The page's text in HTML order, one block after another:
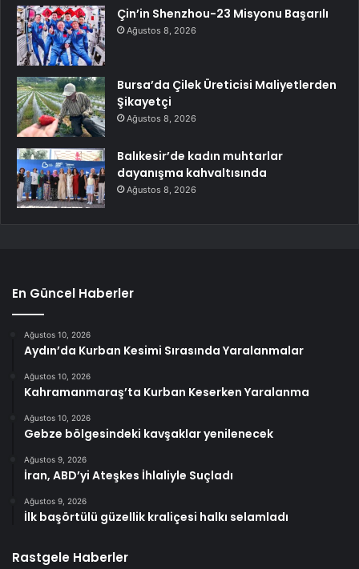
Çin’in Shenzhou-23 Misyonu Başarılı
Ağustos 8, 2026
Bursa’da Çilek Üreticisi Maliyetlerden
Şikayetçi
Ağustos 8, 2026
Balıkesir’de kadın muhtarlar
dayanışma kahvaltısında
Ağustos 8, 2026
En Güncel Haberler
Ağustos 10, 2026
Aydın’da Kurban Kesimi Sırasında Yaralanmalar
Ağustos 10, 2026
Kahramanmaraş’ta Kurban Keserken Yaralanma
Ağustos 10, 2026
Gebze bölgesindeki kavşaklar yenilenecek
Ağustos 9, 2026
İran, ABD’yi Ateşkes İhlaliyle Suçladı
Ağustos 9, 2026
İlk başörtülü güzellik kraliçesi halkı selamladı
Rastgele Haberler